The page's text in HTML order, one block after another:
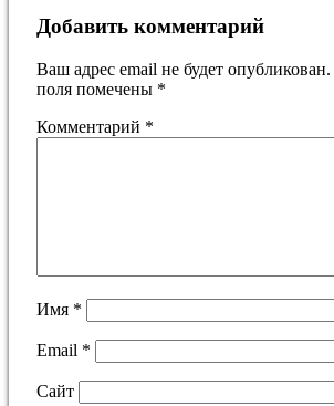
Добавить комментарий
Ваш адрес email не будет опубликован.
поля помечены *
Комментарий *
Имя *
Email *
Сайт